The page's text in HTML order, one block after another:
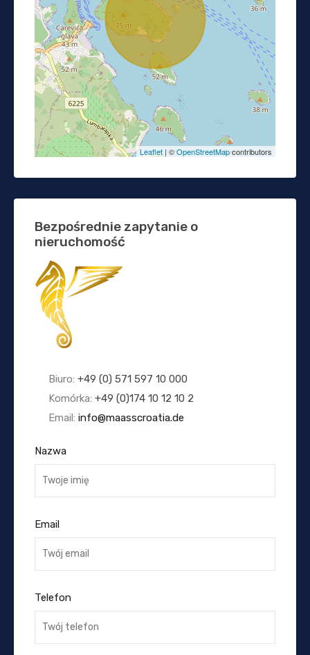
Leaflet | ©OpenStreetMapcontributors
Bezpośrednie zapytanie o
nieruchomość
Biuro: +49 (0) 571 597 10 000
Komórka: +49 (0)174 10 12 10 2
Email: info@maasscroatia.de
Nazwa
Email
Telefon